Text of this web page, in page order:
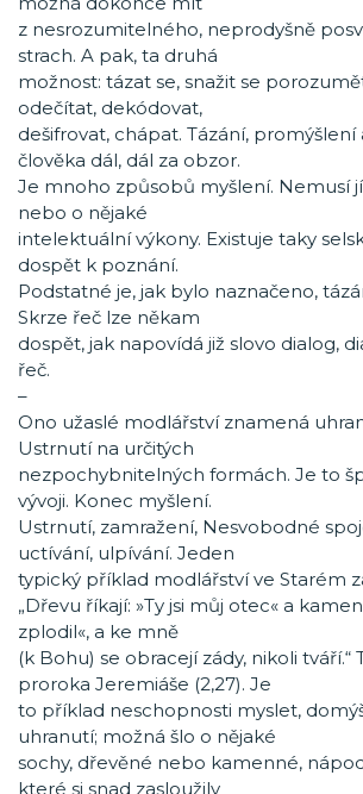
z nesrozumitelného, neprodyšně
strach. A pak, ta druhá
možnost: tázat se, snažit se
odečítat, dekódovat,
dešifrovat, chápat. Tázání,
člověka dál, dál za obzor.
Je mnoho způsobů myšlení. Nemusí
nebo o nějaké
intelektuální výkony. Existuje taky
dospět k poznání.
Podstatné je, jak bylo naznačeno,
Skrze řeč lze někam
dospět, jak napovídá již slovo dialog,
řeč.
–
Ono užaslé modlářství znamená
Ustrnutí na určitých
nezpochybnitelných formách. Je to
vývoji. Konec myšlení.
Ustrnutí, zamražení, Nesvobodné
uctívání, ulpívání. Jeden
typický příklad modlářství ve Starém
„Dřevu říkají: »Ty jsi můj otec« a
zplodil«, a ke mně
(k Bohu) se obracejí zády, nikoli tváří.“
proroka Jeremiáše (2,27). Je
to příklad neschopnosti myslet,
uhranutí; možná šlo o nějaké
sochy, dřevěné nebo kamenné,
které si snad zasloužily